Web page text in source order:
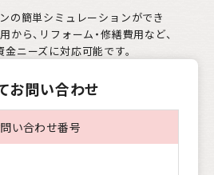
の簡単シミュレーションができ
から、リフォーム・修繕費用など、
ニーズに対応可能です。
お問い合わせ
い合わせ番号